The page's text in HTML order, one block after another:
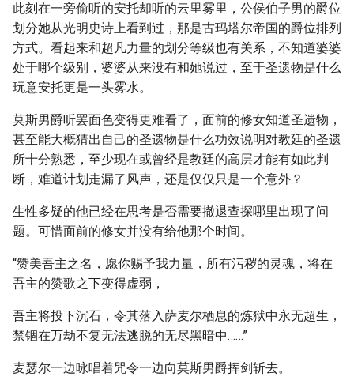
此刻在一旁偷听的安托却听的云里雾里，公侯伯子男的爵位
划分她从光明史诗上看到过，那是古玛塔尔帝国的爵位排列
方式。看起来和超凡力量的划分等级也有关系，不知道婆婆
处于哪个级别，婆婆从来没有和她说过，至于圣遗物是什么
玩意安托更是一头雾水。
莫斯男爵听罢面色变得更难看了，面前的修女知道圣遗物，
甚至能大概猜出自己的圣遗物是什么功效说明对教廷的圣遗
所十分熟悉，至少现在或曾经是教廷的高层才能有如此判
断，难道计划走漏了风声，还是仅仅只是一个意外？
生性多疑的他已经在思考是否需要撤退查探哪里出现了问
题。可惜面前的修女并没有给他那个时间。
“赞美吾主之名，愿你赐予我力量，所有污秽的灵魂，将在
吾主的赞歌之下变得虚弱，
吾主将投下沉石，令其落入萨麦尔栖息的炼狱中永无超生，
禁锢在万劫不复无法逃脱的无尽黑暗中……”
麦瑟尔一边咏唱着咒令一边向莫斯男爵挥剑斩去。